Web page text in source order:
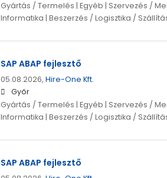
Gyártás / Termelés | Egyéb | Szervezés /
Informatika | Beszerzés / Logisztika /
SAP ABAP fejlesztő
05.08.2026, Hire-One Kft.
Győr
Gyártás / Termelés | Egyéb | Szervezés /
Informatika | Beszerzés / Logisztika /
SAP ABAP fejlesztő